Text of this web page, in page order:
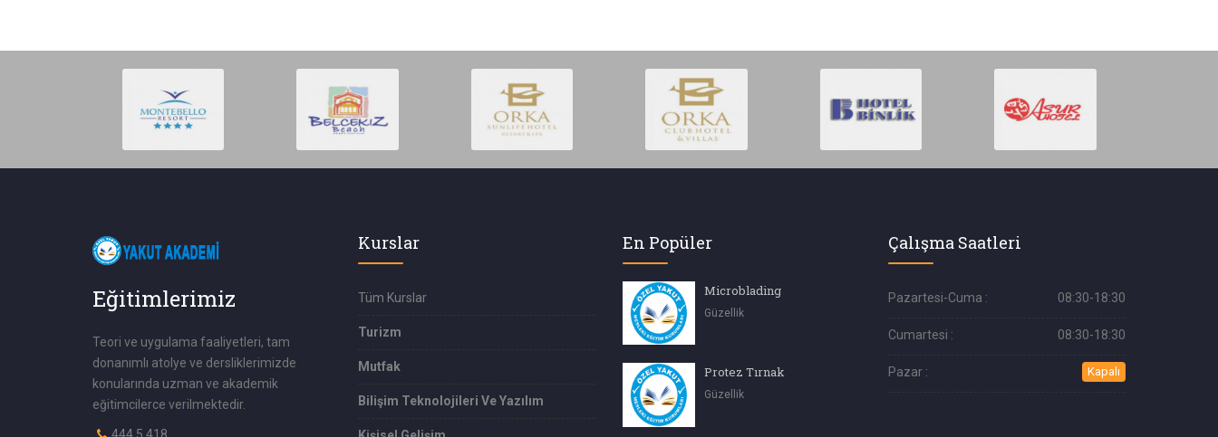
Eğitimlerimiz
Teori ve uygulama faaliyetleri, tam
donanımlı atolye ve dersliklerimizde
konularında uzman ve akademik
eğitimcilerce verilmektedir.
444 5 418
Kurslar
Tüm Kurslar
Turizm
Mutfak
Bilişim Teknolojileri Ve Yazılım
En Popüler
Microblading
Güzellik
Protez Tırnak
Güzellik
Çalışma Saatleri
Pazartesi-Cuma : 08:30-18:30
Cumartesi : 08:30-18:30
Pazar : Kapalı